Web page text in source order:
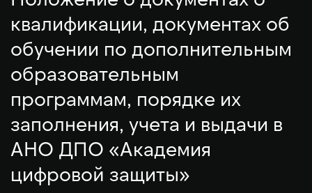
квалификации, документах об
обучении по дополнительным
образовательным
программам, порядке их
заполнения, учета и выдачи в
АНО ДПО «Академия
цифровой защиты»